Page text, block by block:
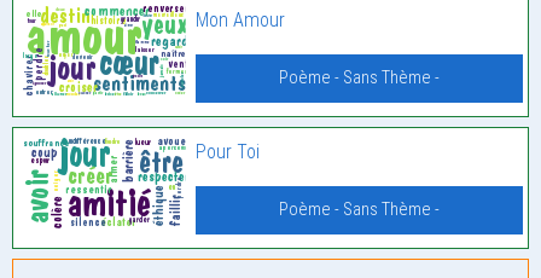
Mon Amour
Poème - Sans Thème -
Pour Toi
Poème - Sans Thème -